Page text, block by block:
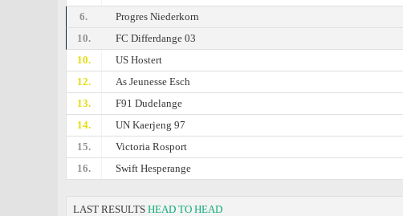
6.
Progres Niederkorn
10.
FC Differdange 03
10.
US Hostert
12.
As Jeunesse Esch
13.
F91 Dudelange
14.
UN Kaerjeng 97
15.
Victoria Rosport
16.
Swift Hesperange
LAST RESULTS HEAD TO HEAD